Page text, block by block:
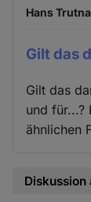
Hans
Gilt das
Gilt das
und für...?
ähnlichen
Diskussion